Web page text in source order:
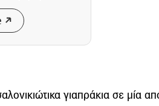
γιαπράκια σε μία